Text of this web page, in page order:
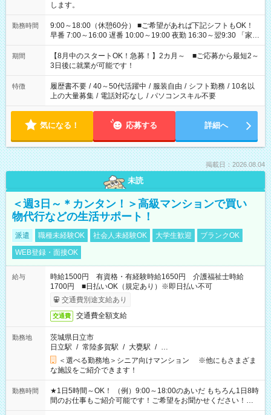
します。
勤務時間
9:00～18:00（休憩60分） ■ご希望があれば下記シフトもOK！
早番 7:00～16:00 遅番 10:00～19:00 夜勤 16:30～翌9:30 「家族
と休みを合わせたい」 「余裕を持って夕飯の準備がしたい」
「できれば残業はしたくない」 など、ご希望を教えてください
ね。 ※Wワーク希望の方へ 今ご覧のお仕事で希望する勤務時間
と、もう1つのお仕事の勤務時間。 合計で週40時間を超える場
合は応募できません。
期間
【8月中のスタートOK！急募！】2カ月～ ■ご応募から最短2～
3日後に就業が可能です！
特徴 履歴書不要 / 40～50代活躍中 / 服装自由 / シフト勤務 / 10名以
上の大量募集 / 電話対応なし / パソコンスキル不要
気になる！ 応募する 詳細へ
掲載日：2026.08.04
未読
＜週3日～＊カンタン！＞高級マンションで買い
物代行などの生活サポート！
派遣 職種未経験OK 社会人未経験OK 大学生歓迎
ブランクOK
WEB登録・面接OK
給与
時給1500円 有資格・有経験時給1650円 介護福祉士時給
1700円 ■日払いOK（規定あり）※即日払い不可
交通費別途支給あり
交通費 交通費全額支給
勤務地
茨城県日立市
日立駅 / 常陸多賀駅 / 大甕駅 / …
＜選べる勤務地＞シニア向けマンション ※他にもさまざま
な施設をご紹介できます！
勤務時間
★1日5時間～OK！ （例）9:00～18:00のあいだ もちろん1日8時
間のお仕事もご紹介可能です！ご希望をお聞かせください！★
家庭の都合でお休みが必要な場合も遠慮なくご相談ください。